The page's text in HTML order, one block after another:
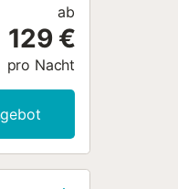
ab
129 €
pro Nacht